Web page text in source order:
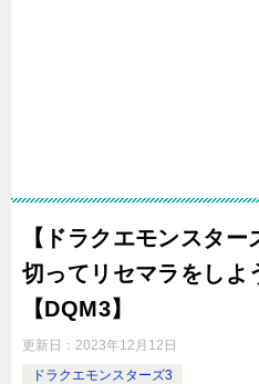
【ドラクエモンスタ
切ってリセマラをしよ
【DQM3】
更新日： 2023年12月12日
ドラクエモンスターズ3